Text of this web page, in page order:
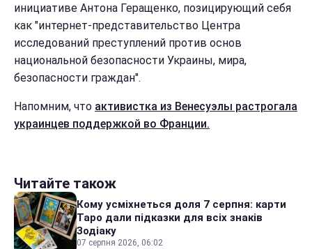
инициативе Антона Геращенко, позицирующий себя
как "интернет-представительство Центра
исследований преступлений против основ
национальной безопасности Украины, мира,
безопасности граждан".
Напомним, что активистка из Венесуэлы растрогала
украинцев поддержкой во Франции.
Читайте також
Кому усміхнеться доля 7 серпня: карти
Таро дали підказки для всіх знаків
Зодіаку
07 серпня 2026, 06:02